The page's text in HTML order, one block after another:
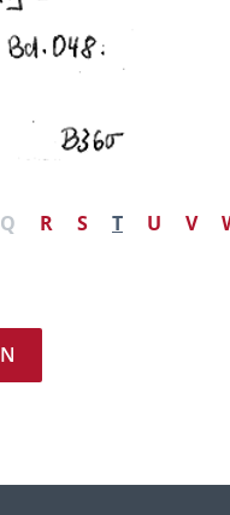
Q R S T U V